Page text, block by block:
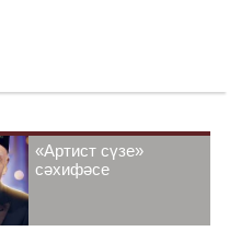
«Артист сүзе»
сәхифәсе